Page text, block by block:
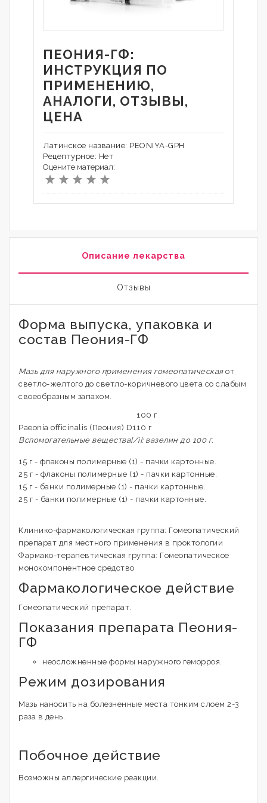
ПЕОНИЯ-ГФ:
ИНСТРУКЦИЯ ПО
ПРИМЕНЕНИЮ,
АНАЛОГИ, ОТЗЫВЫ,
ЦЕНА
Латинское название: PEONIYA-GPH
Рецептурное: Нет
Оцените материал:
Описание лекарства
Отзывы
Форма выпуска, упаковка и
состав Пеония-ГФ
Мазь для наружного применения гомеопатическаяот
светло-желтого до светло-коричневого цвета со слабым
своеобразным запахом.
100 г
Paeonia offiсinalis (Пеония) D110 г
Вспомогательные вещества[/i]: вазелин до 100 г.
15 г - флаконы полимерные (1) - пачки картонные.
25 г - флаконы полимерные (1) - пачки картонные.
15 г - банки полимерные (1) - пачки картонные.
25 г - банки полимерные (1) - пачки картонные.
Клинико-фармакологическая группа: Гомеопатический
препарат для местного применения в проктологии
Фармако-терапевтическая группа: Гомеопатическое
монокомпонентное средство
Фармакологическое действие
Гомеопатический препарат.
Показания препарата Пеония-
ГФ
неосложненные формы наружного геморроя.
Режим дозирования
Мазь наносить на болезненные места тонким слоем 2-3
раза в день.
Побочное действие
Возможны аллергические реакции.